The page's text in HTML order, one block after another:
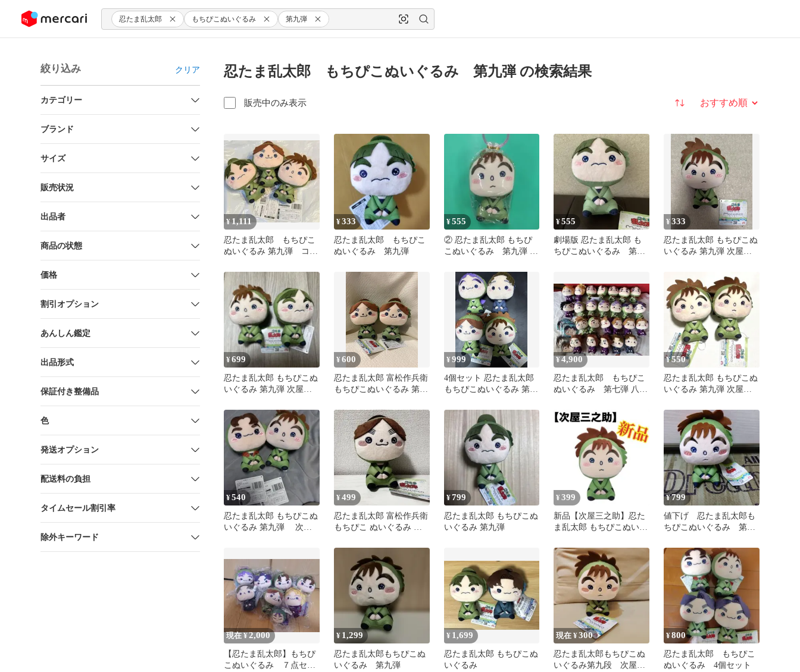
ツにスキップ 忍たま乱太郎 もちぴこぬいぐるみ 第九弾
絞り込み クリア
カテゴリー
ブランド
サイズ
販売状況
出品者
商品の状態
価格
割引オプション
あんしん鑑定
出品形式
保証付き整備品
色
発送オプション
配送料の負担
タイムセール割引率
除外キーワード
忍たま乱太郎 もちぴこぬいぐるみ 第九弾 の検索結果
販売中のみ表示 並び替え
¥1,111
忍たま乱太郎 もちぴこ
ぬいぐるみ 第九弾 コン
¥333
忍たま乱太郎 もちぴこ
ぬいぐるみ 第九弾
¥555
② 忍たま乱太郎 もちぴ
こぬいぐるみ 第九弾 次
¥555
劇場版 忍たま乱太郎 も
ちぴこぬいぐるみ 第九
¥333
忍たま乱太郎 もちぴこぬ
いぐるみ 第九弾 次屋三
¥699
忍たま乱太郎 もちぴこぬ
いぐるみ 第九弾 次屋三
¥600
忍たま乱太郎 富松作兵衛
もちぴこぬいぐるみ 第九
¥999
4個セット 忍たま乱太郎
もちぴこぬいぐるみ 第七
¥4,900
忍たま乱太郎 もちぴこ
ぬいぐるみ 第七弾 八
売りセット
¥550
忍たま乱太郎 もちぴこぬ
いぐるみ 第九弾 次屋三
¥540
忍たま乱太郎 もちぴこぬ
いぐるみ 第九弾 次屋
¥499
忍たま乱太郎 富松作兵衛
もちぴこ ぬいぐるみ 第
¥799
忍たま乱太郎 もちぴこぬ
いぐるみ 第九弾
¥ 399
新品【次屋三之助】忍た
ま乱太郎 もちぴこぬいぐ
¥799
値下げ 忍たま乱太郎も
ちぴこぬいぐるみ 第九
現在 ¥2,000
【忍たま乱太郎】もちぴ
こぬいぐるみ ７点セッ
¥ 1,299
忍たま乱太郎もちぴこぬ
いぐるみ 第九弾
¥ 1,699
忍たま乱太郎 もちぴこぬ
いぐるみ
現在 ¥300
忍たま乱太郎もちぴこぬ
いぐるみ第九段 次屋三
¥800
忍たま乱太郎 もちぴこ
ぬいぐるみ 4個セット